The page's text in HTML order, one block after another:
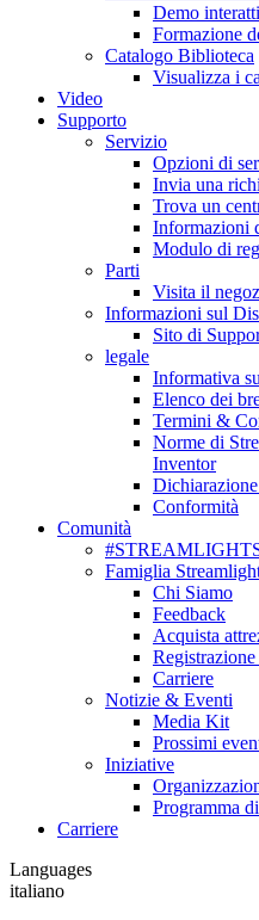
Demo
Formazione
Catalogo Biblioteca
Visualizza i
Video
Supporto
Servizio
Opzioni di
Invia una
Trova un
Informazioni
Modulo di
Parti
Visita il
Informazioni sul
Sito di
legale
Informativa
Elenco dei
Termini &
Norme di
Inventor
Conformità
Comunità
Famiglia
Chi Siamo
Feedback
Acquista
Carriere
Notizie & Eventi
Media Kit
Prossimi
Iniziative
Programma
Carriere
Languages
italiano